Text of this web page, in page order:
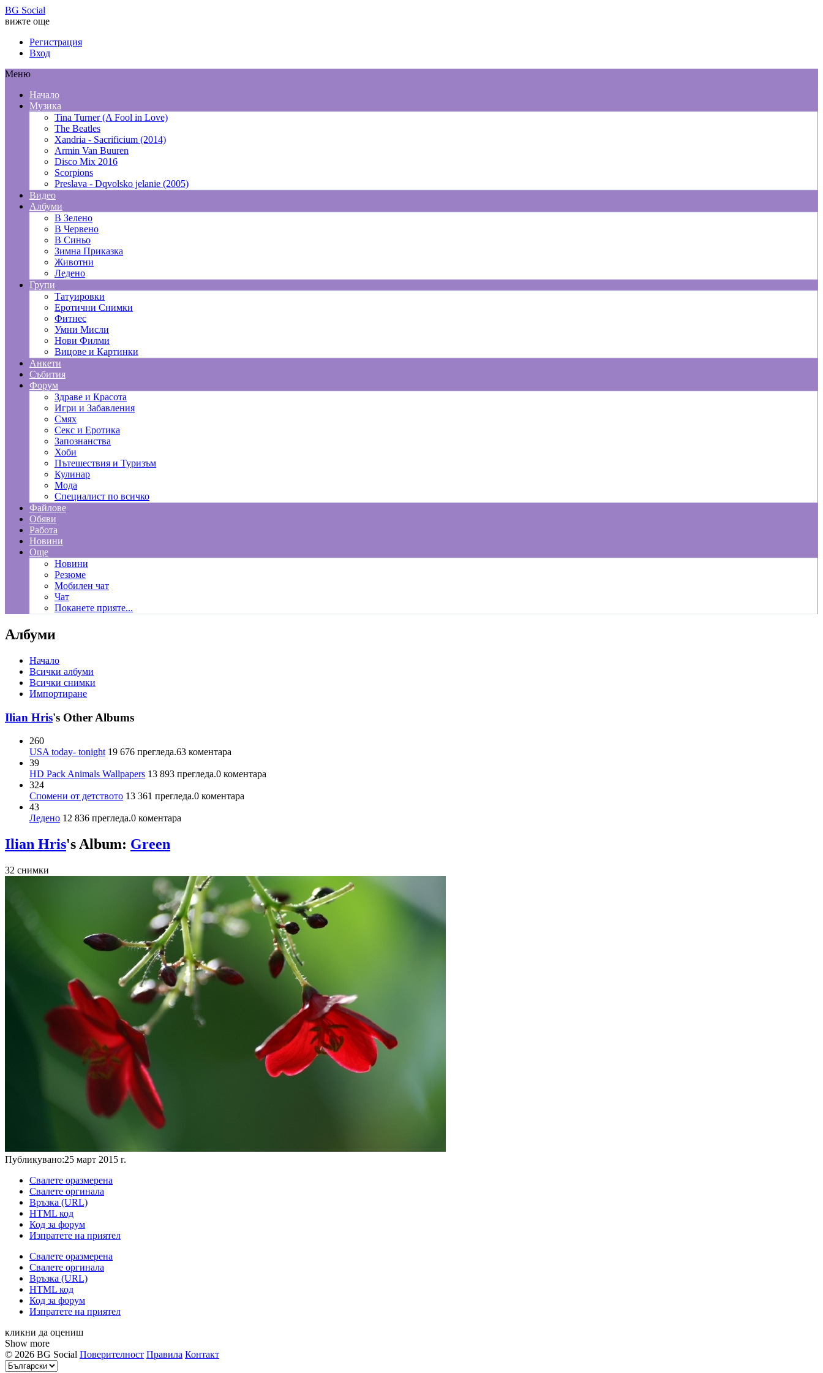
BG Social
вижте още
Регистрация
Вход
Меню
Начало
Музика
Tina Turner (A Fool in Love)
The Beatles
Xandria - Sacrificium (2014)
Armin Van Buuren
Disco Mix 2016
Scorpions
Preslava - Dqvolsko jelanie (2005)
Видео
Албуми
В Зелено
В Червено
В Синьо
Зимна Приказка
Животни
Ледено
Групи
Татуировки
Еротични Снимки
Фитнес
Умни Мисли
Нови Филми
Вицове и Картинки
Анкети
Събития
Форум
Здраве и Красота
Игри и Забавления
Смях
Секс и Еротика
Запознанства
Хоби
Пътешествия и Туризъм
Кулинар
Мода
Специалист по всичко
Файлове
Обяви
Работа
Новини
Още
Новини
Резюме
Мобилен чат
Чат
Поканете прияте...
Албуми
Начало
Всички албуми
Всички снимки
Импортиране
Ilian Hris's Other Albums
260
USA today- tonight 19 676 прегледа.63 коментара
39
HD Pack Animals Wallpapers 13 893 прегледа.0 коментара
324
Спомени от детството 13 361 прегледа.0 коментара
43
Ледено 12 836 прегледа.0 коментара
Ilian Hris's Album: Green
32 снимки
Публикувано:25 март 2015 г.
Свалете оразмерена
Свалете оргинала
Връзка (URL)
HTML код
Код за форум
Изпратете на приятел
Свалете оразмерена
Свалете оргинала
Връзка (URL)
HTML код
Код за форум
Изпратете на приятел
кликни да оцениш
Show more
© 2026 BG Social Поверителност Правила Контакт